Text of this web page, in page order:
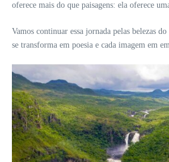
oferece mais do que paisagens: ela oferece
Vamos continuar essa jornada pelas belezas
se transforma em poesia e cada imagem em